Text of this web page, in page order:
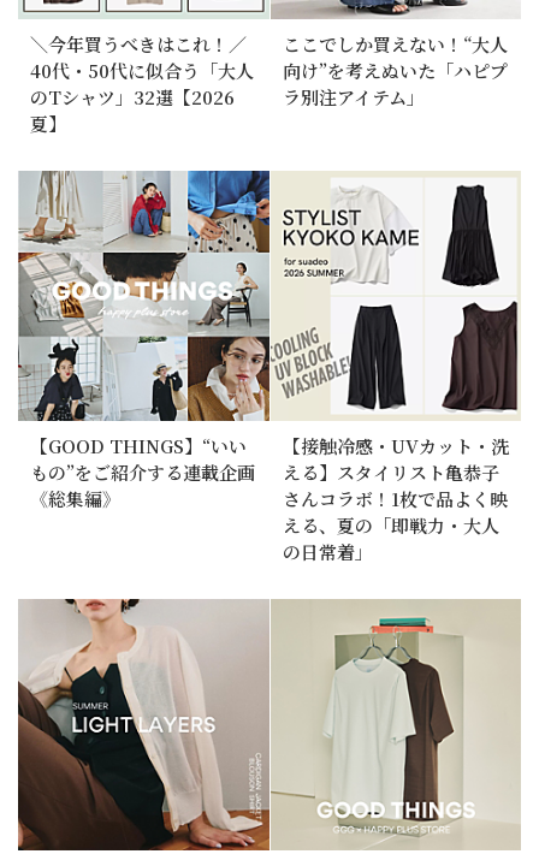
＼今年買うべきはこれ！／
40代・50代に似合う「大人
のTシャツ」32選【2026
夏】
ここでしか買えない！“大人
向け”を考えぬいた「ハピプ
ラ別注アイテム」
【GOOD THINGS】“いい
もの”をご紹介する連載企画
《総集編》
【接触冷感・UVカット・洗
える】スタイリスト亀恭子
さんコラボ！1枚で品よく映
える、夏の「即戦力・大人
の日常着」